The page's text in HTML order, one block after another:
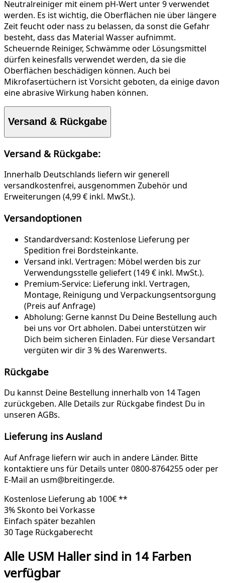
Neutralreiniger mit einem pH-Wert unter 9 verwendet
werden. Es ist wichtig, die Oberflächen nie über längere
Zeit feucht oder nass zu belassen, da sonst die Gefahr
besteht, dass das Material Wasser aufnimmt.
Scheuernde Reiniger, Schwämme oder Lösungsmittel
dürfen keinesfalls verwendet werden, da sie die
Oberflächen beschädigen können. Auch bei
Mikrofasertüchern ist Vorsicht geboten, da einige davon
eine abrasive Wirkung haben können.
Versand & Rückgabe
Versand & Rückgabe:
Innerhalb Deutschlands liefern wir generell
versandkostenfrei, ausgenommen Zubehör und
Erweiterungen (4,99 € inkl. MwSt.).
Versandoptionen
Standardversand: Kostenlose Lieferung per
Spedition frei Bordsteinkante.
Versand inkl. Vertragen: Möbel werden bis zur
Verwendungsstelle geliefert (149 € inkl. MwSt.).
Premium-Service: Lieferung inkl. Vertragen,
Montage, Reinigung und Verpackungsentsorgung
(Preis auf Anfrage)
Abholung: Gerne kannst Du Deine Bestellung auch
bei uns vor Ort abholen. Dabei unterstützen wir
Dich beim sicheren Einladen. Für diese Versandart
vergüten wir dir 3 % des Warenwerts.
Rückgabe
Du kannst Deine Bestellung innerhalb von 14 Tagen
zurückgeben. Alle Details zur Rückgabe findest Du in
unseren AGBs.
Lieferung ins Ausland
Auf Anfrage liefern wir auch in andere Länder. Bitte
kontaktiere uns für Details unter 0800-8764255 oder per
E-Mail an usm@breitinger.de.
Kostenlose Lieferung ab 100€ **
3% Skonto bei Vorkasse
Einfach später bezahlen
30 Tage Rückgaberecht
Alle USM Haller sind in 14 Farben
verfügbar